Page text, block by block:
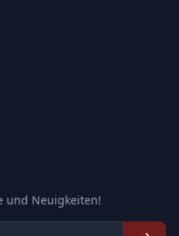
und Neuigkeiten!